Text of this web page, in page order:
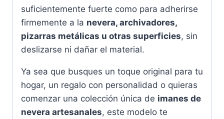
suficientemente fuerte como para adherirse
firmemente a la nevera, archivadores,
pizarras metálicas u otras superficies, sin
deslizarse ni dañar el material.
Ya sea que busques un toque original para tu
hogar, un regalo con personalidad o quieras
comenzar una colección única de imanes de
nevera artesanales, este modelo te